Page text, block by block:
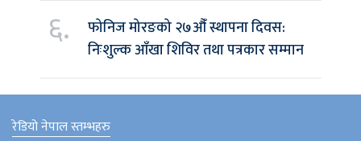
६.
फोनिज मोरङको २७औँ स्थापना दिवस:
निःशुल्क आँखा शिविर तथा पत्रकार सम्मान
रेडियो नेपाल स्तम्भहरु